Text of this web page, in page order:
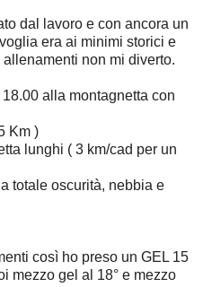
dal lavoro e con ancora un
era ai minimi storici e
non mi diverto.
alla montagnetta con
Km )
lunghi ( 3 km/cad per un
totale oscurità, nebbia e
così ho preso un GEL 15
mezzo gel al 18° e mezzo